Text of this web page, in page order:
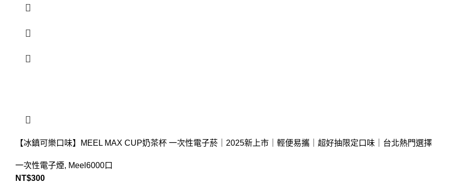
【冰鎮可樂口味】MEEL MAX CUP奶茶杯 一次性電子菸｜2025新上市｜輕便易攜｜超好抽限定口味｜台北熱門選擇
一次性電子煙, Meel6000口
NT$300